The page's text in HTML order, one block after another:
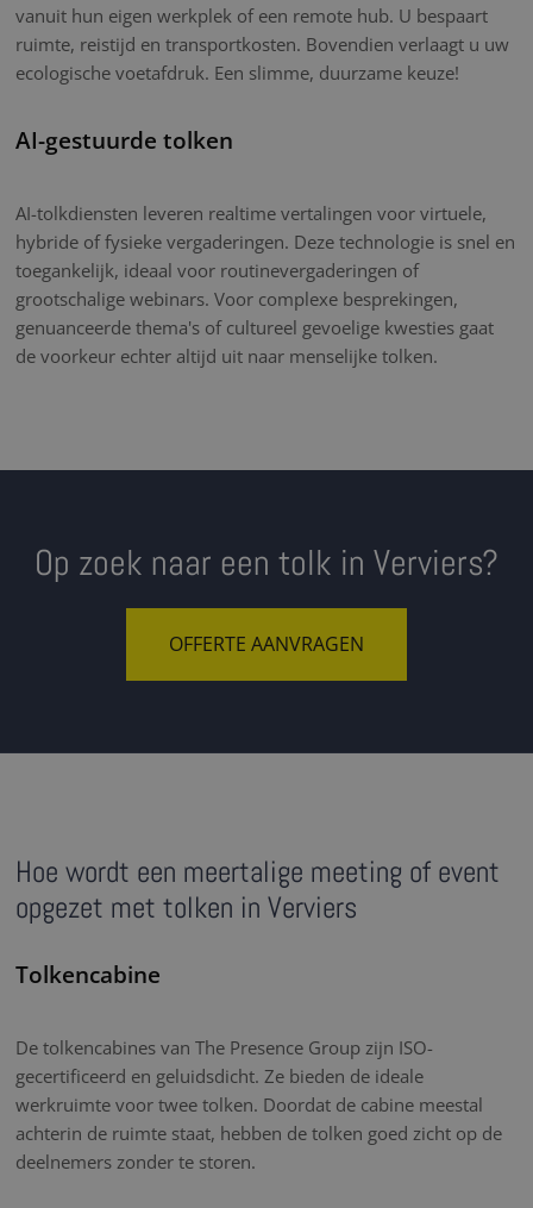
vanuit hun eigen werkplek of een remote hub. U bespaart
ruimte, reistijd en transportkosten. Bovendien verlaagt u uw
ecologische voetafdruk. Een slimme, duurzame keuze!
AI-gestuurde tolken
AI-tolkdiensten leveren realtime vertalingen voor virtuele,
hybride of fysieke vergaderingen. Deze technologie is snel en
toegankelijk, ideaal voor routinevergaderingen of
grootschalige webinars. Voor complexe besprekingen,
genuanceerde thema's of cultureel gevoelige kwesties gaat
de voorkeur echter altijd uit naar menselijke tolken.
Op zoek naar een tolk in Verviers?
OFFERTE AANVRAGEN
Hoe wordt een meertalige meeting of event
opgezet met tolken in Verviers
Tolkencabine
De tolkencabines van The Presence Group zijn ISO-
gecertificeerd en geluidsdicht. Ze bieden de ideale
werkruimte voor twee tolken. Doordat de cabine meestal
achterin de ruimte staat, hebben de tolken goed zicht op de
deelnemers zonder te storen.